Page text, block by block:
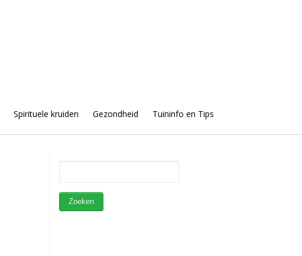
Spirituele kruiden Gezondheid Tuininfo en Tips